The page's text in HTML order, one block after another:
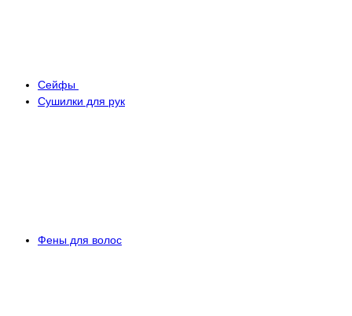
Сейфы
Сушилки для рук
Фены для волос